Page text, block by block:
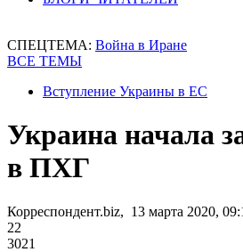
СПЕЦТЕМА: Война в Иране
ВСЕ ТЕМЫ
Вступление Украины в ЕС
Украина начала
в ПХГ
Корреспондент.biz, 13 марта 2020,
22
3021